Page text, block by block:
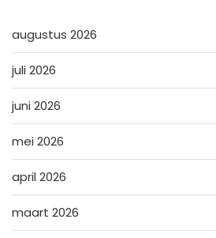
augustus 2026
juli 2026
juni 2026
mei 2026
april 2026
maart 2026